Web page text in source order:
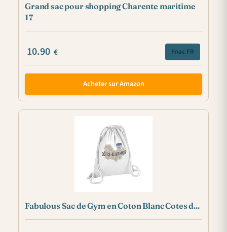
Grand sac pour shopping Charente maritime
17
10.90 € Fnac FR
Acheter sur Amazon
Fabulous Sac de Gym en Coton Blanc Cotes d...